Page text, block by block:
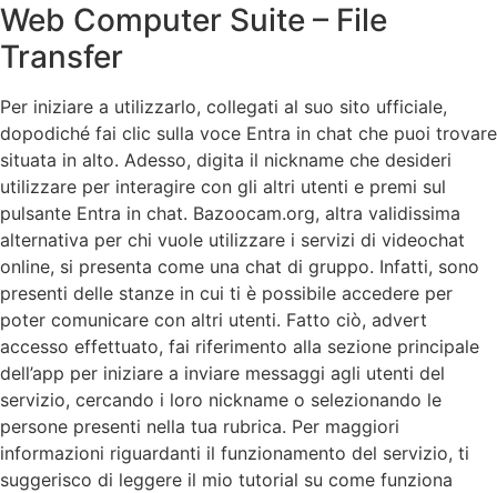
Web Computer Suite – File
Transfer
Per iniziare a utilizzarlo, collegati al suo sito ufficiale,
dopodiché fai clic sulla voce Entra in chat che puoi trovare
situata in alto. Adesso, digita il nickname che desideri
utilizzare per interagire con gli altri utenti e premi sul
pulsante Entra in chat. Bazoocam.org, altra validissima
alternativa per chi vuole utilizzare i servizi di videochat
online, si presenta come una chat di gruppo. Infatti, sono
presenti delle stanze in cui ti è possibile accedere per
poter comunicare con altri utenti. Fatto ciò, advert
accesso effettuato, fai riferimento alla sezione principale
dell’app per iniziare a inviare messaggi agli utenti del
servizio, cercando i loro nickname o selezionando le
persone presenti nella tua rubrica. Per maggiori
informazioni riguardanti il funzionamento del servizio, ti
suggerisco di leggere il mio tutorial su come funziona